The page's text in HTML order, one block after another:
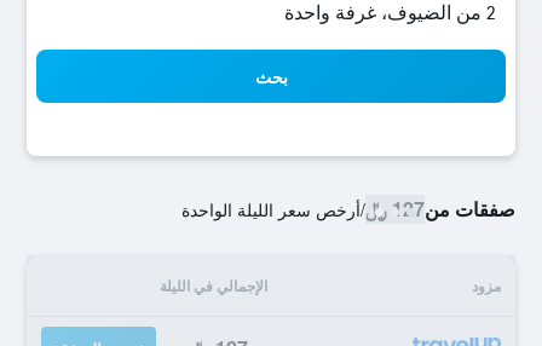
2 من الضيوف، غرفة واحدة
بحث
صفقات من127 ﷼ /أرخص سعر الليلة الواحدة
مزود الإجمالي في الليلة